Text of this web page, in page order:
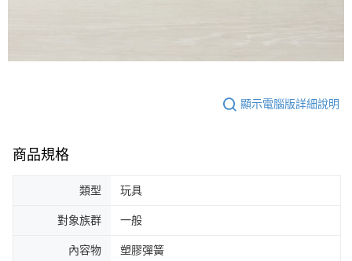
顯示電腦版詳細說明
商品規格
類型 玩具
對象族群 一般
內容物 塑膠彈簧